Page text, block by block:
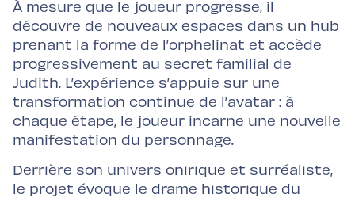
À mesure que le joueur progresse, il
découvre de nouveaux espaces dans un hub
prenant la forme de l’orphelinat et accède
progressivement au secret familial de
Judith. L’expérience s’appuie sur une
transformation continue de l’avatar : à
chaque étape, le joueur incarne une nouvelle
manifestation du personnage.
Derrière son univers onirique et surréaliste,
le projet évoque le drame historique du